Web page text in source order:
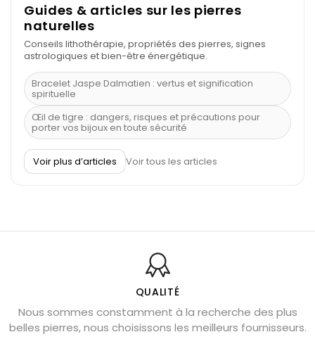
Guides & articles sur les pierres
naturelles
Conseils lithothérapie, propriétés des pierres, signes
astrologiques et bien-être énergétique.
Bracelet Jaspe Dalmatien : vertus et signification
spirituelle
Œil de tigre : dangers, risques et précautions pour
porter vos bijoux en toute sécurité
À quel poignet porter un bracelet de pierre
Découvrez le scorpion et ses pierres
Bienfaits de la sélénite – pierre des anges
L’améthyste est-elle faite pour moi ?
Chrysocolle : pierre apaisante
Obsidienne dorée : vertus et signification
Voir plus d’articles Voir tous les articles
QUALITÉ
Nous sommes constamment à la recherche des plus
belles pierres, nous choisissons les meilleurs fournisseurs.